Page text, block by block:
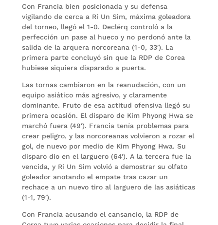
Con Francia bien posicionada y su defensa
vigilando de cerca a Ri Un Sim, máxima goleadora
del torneo, llegó el 1-0. Declérq controló a la
perfección un pase al hueco y no perdonó ante la
salida de la arquera norcoreana (1-0, 33′). La
primera parte concluyó sin que la RDP de Corea
hubiese siquiera disparado a puerta.
Las tornas cambiaron en la reanudación, con un
equipo asiático más agresivo, y claramente
dominante. Fruto de esa actitud ofensiva llegó su
primera ocasión. El disparo de Kim Phyong Hwa se
marchó fuera (49′). Francia tenía problemas para
crear peligro, y las norcoreanas volvieron a rozar el
gol, de nuevo por medio de Kim Phyong Hwa. Su
disparo dio en el larguero (64′). A la tercera fue la
vencida, y Ri Un Sim volvió a demostrar su olfato
goleador anotando el empate tras cazar un
rechace a un nuevo tiro al larguero de las asiáticas
(1-1, 79′).
Con Francia acusando el cansancio, la RDP de